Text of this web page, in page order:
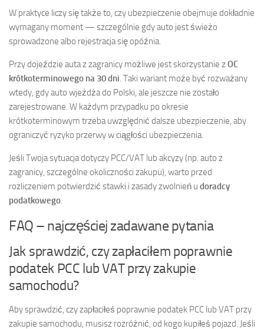
W praktyce liczy się także to, czy ubezpieczenie obejmuje dokładnie
wymagany moment — szczególnie gdy auto jest świeżo
sprowadzone albo rejestracja się opóźnia.
Przy dojeździe auta z zagranicy możliwe jest skorzystanie zOC
krótkoterminowego na 30 dni. Taki wariant może być rozważany
wtedy, gdy auto wjeżdża do Polski, ale jeszcze nie zostało
zarejestrowane. W każdym przypadku po okresie
krótkoterminowym trzeba uwzględnić dalsze ubezpieczenie, aby
ograniczyć ryzyko przerwy w ciągłości ubezpieczenia.
Jeśli Twoja sytuacja dotyczy PCC/VAT lub akcyzy (np. auto z
zagranicy, szczególne okoliczności zakupu), warto przed
rozliczeniem potwierdzić stawki i zasady zwolnień u doradcy
podatkowego.
FAQ – najczęściej zadawane pytania
Jak sprawdzić, czy zapłaciłem poprawnie
podatek PCC lub VAT przy zakupie
samochodu?
Aby sprawdzić, czy zapłaciłeś poprawnie podatek PCC lub VAT przy
zakupie samochodu, musisz rozróżnić, od kogo kupiłeś pojazd. Jeśli